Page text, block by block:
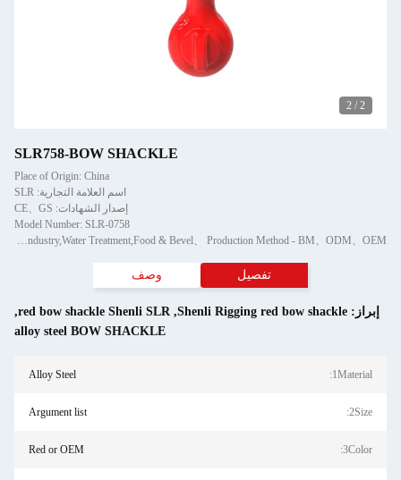
SLR758-BOW SHACKLE
Place of Origin: China
اسم العلامة التجارية: SLR
إصدار الشهادات: CE、GS
Model Number: SLR-0758
Minimum Order Quantity: Material - Alloy Steel、 Size - Argument list、 Color - Red or OEM、 Surface finish - Powder Plastified、 Application - Heavy Industry,Water Treatment,Food & Bevel、 Production Method - BM、ODM、OEM
تفصيل وصف
Shenli Rigging red bow shackle
,
red bow shackle Shenli SLR
,
alloy steel BOW SHACKLE
1Material:
Alloy Steel
Argument list
3Color:
Red or OEM